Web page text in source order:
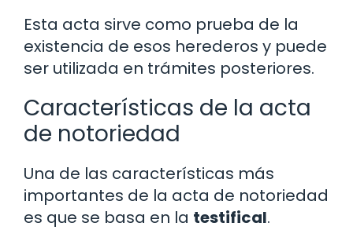
Esta acta sirve como prueba de la
existencia de esos herederos y puede
ser utilizada en trámites posteriores.
Características de la acta
de notoriedad
Una de las características más
importantes de la acta de notoriedad
es que se basa en la testifical.